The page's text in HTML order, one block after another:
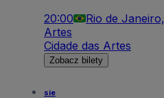
20:00 Rio de
Artes
Cidade das Artes
Zobacz bilety
sie